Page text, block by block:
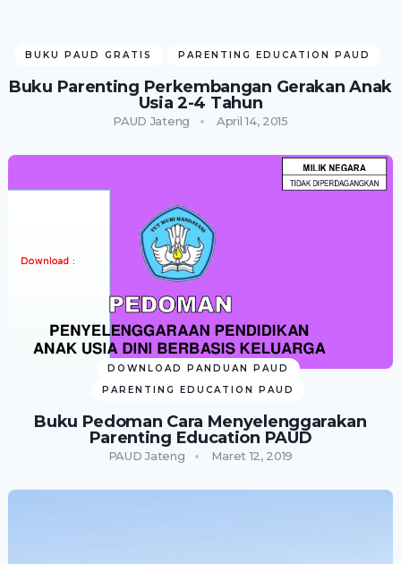
BUKU PAUD GRATIS PARENTING EDUCATION PAUD
Buku Parenting Perkembangan Gerakan Anak
Usia 2-4 Tahun
PAUD Jateng April 14, 2015
DOWNLOAD PANDUAN PAUD
PARENTING EDUCATION PAUD
Buku Pedoman Cara Menyelenggarakan
Parenting Education PAUD
PAUD Jateng Maret 12, 2019